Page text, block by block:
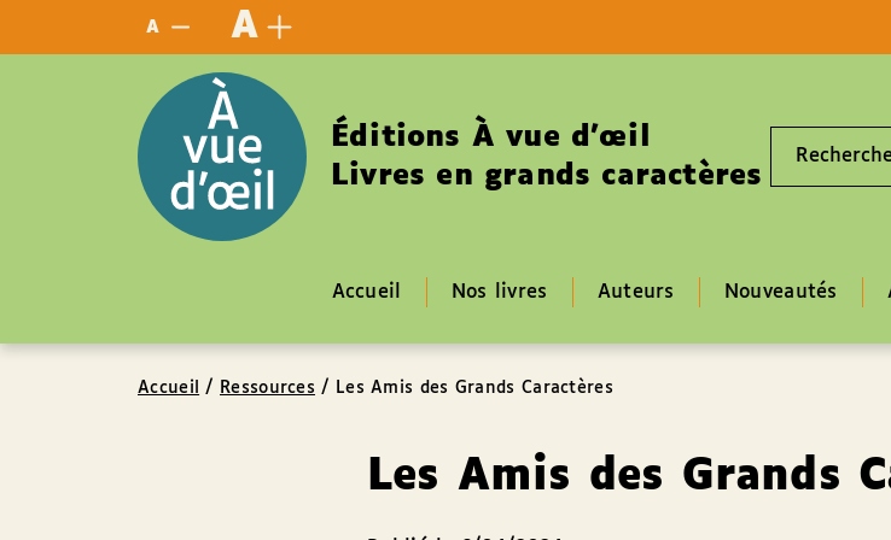
A A
Éditions À vue d’œil
Livres en grands caractères livre,
Accueil Nos livres Auteurs Nouveautés
Accueil / Ressources / Les Amis des Grands Caractères
Les Amis des Grands
Panneau de gestion des cookies